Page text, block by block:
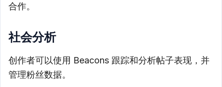
合作。
社会分析
创作者可以使用 Beacons 跟踪和分析帖子表现，并
管理粉丝数据。